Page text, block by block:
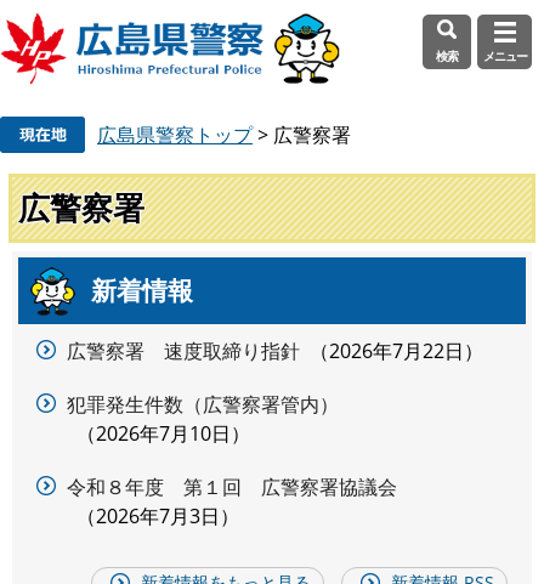
の
先
頭
ー
を
飛
検索 メニュー
広島県警察トップ> 広警察署
広警察署
本
文
新着情報
広警察署 速度取締り指針
2026年7月22日
犯罪発生件数（広警察署管内）
2026年7月10日
令和８年度 第１回 広警察署協議会
2026年7月3日